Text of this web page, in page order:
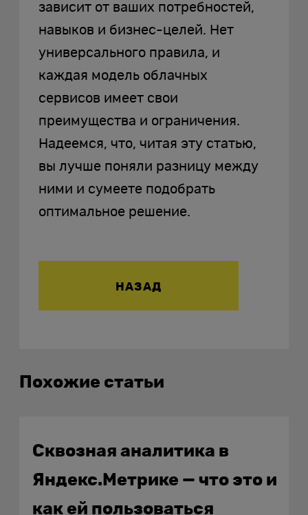
зависит от ваших потребностей,
навыков и бизнес-целей. Нет
универсального правила, и
каждая модель облачных
сервисов имеет свои
преимущества и ограничения.
Надеемся, что, читая эту статью,
вы лучше поняли разницу между
ними и сумеете подобрать
оптимальное решение.
НАЗАД
Похожие статьи
Сквозная аналитика в
Яндекс.Метрике — что это и
как ей пользоваться